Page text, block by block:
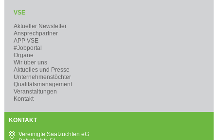
VSE
Aktueller Newsletter
Ansprechpartner
APP VSE
#Jobportal
Organe
Wir über uns
Aktuelles und Presse
Unternehmenstöchter
Qualitätsmanagement
Veranstaltungen
Kontakt
KONTAKT
Vereinigte Saatzuchten eG